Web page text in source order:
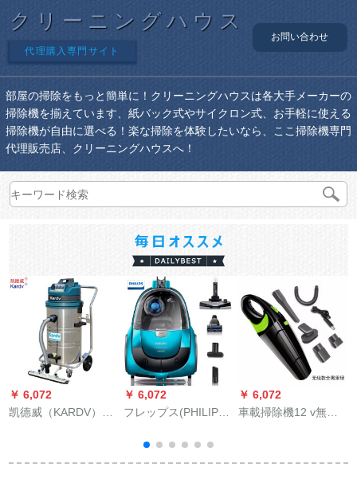
クリーニングハウス
代理購入専門サイト
お問い合わせ
部屋の掃除をもっと簡単に！クリーニングハウスは各大手メーカーの
掃除機を揃えています、紙バック式やサイクロン式、お手軽に使える
掃除機が自由に選べる！楽な掃除を体験したいなら、ここ掃除機専門
代理販売店、クリーニングハウスへ！
￥ 6,072
凯德威（KARDV）職
けるための大面積の
￥ 6,072
フレップス(PHILIPS)
掃除機家庭用掃除機
ドラム型水洗いが可
￥ 6,072
車載掃除機12 v無線
ーラジ掃除機の大電